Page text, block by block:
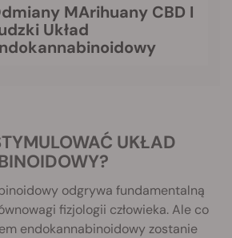
I
Układ
odgrywa fundamentalną
fizjologii człowieka. Ale co
endokannabinoidowy zostanie